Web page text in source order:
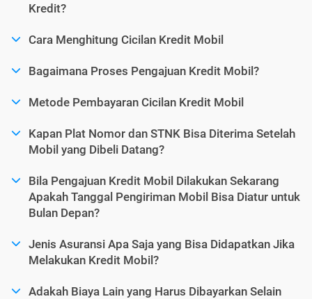
Kredit?
Cara Menghitung Cicilan Kredit Mobil
Bagaimana Proses Pengajuan Kredit Mobil?
Metode Pembayaran Cicilan Kredit Mobil
Kapan Plat Nomor dan STNK Bisa Diterima Setelah
Mobil yang Dibeli Datang?
Bila Pengajuan Kredit Mobil Dilakukan Sekarang
Apakah Tanggal Pengiriman Mobil Bisa Diatur untuk
Bulan Depan?
Jenis Asuransi Apa Saja yang Bisa Didapatkan Jika
Melakukan Kredit Mobil?
Adakah Biaya Lain yang Harus Dibayarkan Selain